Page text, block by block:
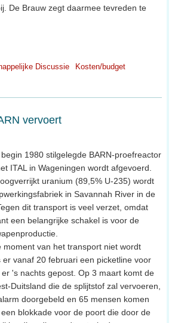
De Brauw zegt daarmee tevreden te
Discussie Kosten/budget
vervoert
1980 stilgelegde BARN-proefreactor
ITAL in Wageningen wordt afgevoerd.
uranium (89,5% U-235) wordt
in Savannah River in de
dit transport is veel verzet, omdat
een belangrijke schakel is voor de
moment van het transport niet wordt
er vanaf 20 februari een picketline voor
's nachts gepost. Op 3 maart komt de
Duitsland die de splijtstof zal vervoeren,
doorgebeld en 65 mensen komen
blokkade voor de poort die door de